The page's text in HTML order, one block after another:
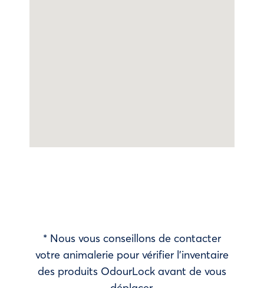
* Nous vous conseillons de contacter
votre animalerie pour vérifier l’inventaire
des produits OdourLock avant de vous